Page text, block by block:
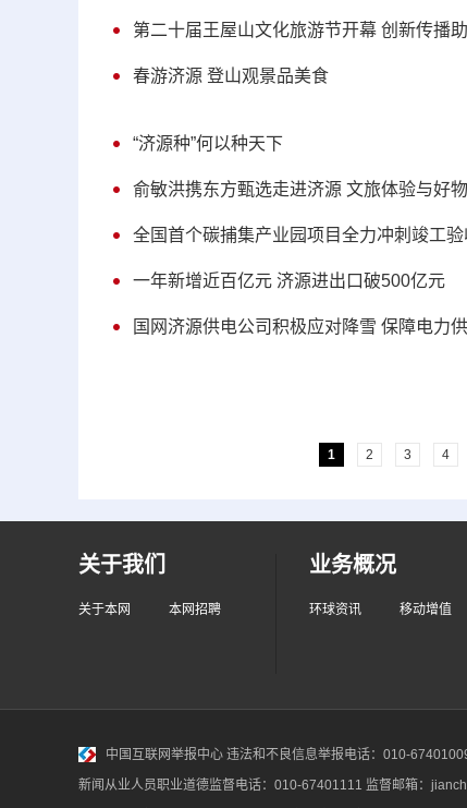
第二十届王屋山文化旅游节开幕 创新传播
春游济源 登山观景品美食
“济源种”何以种天下
俞敏洪携东方甄选走进济源 文旅体验与好
全国首个碳捕集产业园项目全力冲刺竣工验
一年新增近百亿元 济源进出口破500亿元
国网济源供电公司积极应对降雪 保障电力
1 2 3 4
关于我们
关于本网 本网招聘
业务概况
环球资讯 移动增值
中国互联网举报中心 违法和不良信息举报电话：010-
新闻从业人员职业道德监督电话：010-67401111 监督邮箱：